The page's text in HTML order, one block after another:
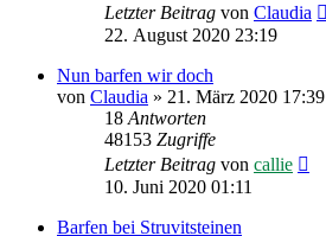
Letzter Beitrag von Claudia
22. August 2020 23:19
Nun barfen wir doch
von Claudia » 21. März 2020 17:39
18 Antworten
48153 Zugriffe
Letzter Beitrag von callie
10. Juni 2020 01:11
Barfen bei Struvitsteinen